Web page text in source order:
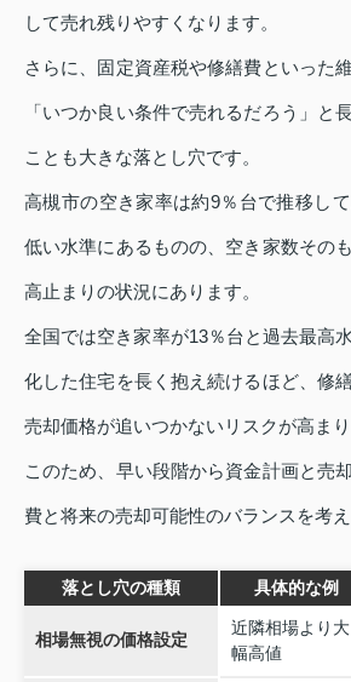
して売れ残りやすくなります。
さらに、固定資産税や修繕費といった
「いつか良い条件で売れるだろう」と
ことも大きな落とし穴です。
高槻市の空き家率は約9％台で推移し
低い水準にあるものの、空き家数その
高止まりの状況にあります。
全国では空き家率が13％台と過去最高
化した住宅を長く抱え続けるほど、修
売却価格が追いつかないリスクが高まり
このため、早い段階から資金計画と売
費と将来の売却可能性のバランスを考
落とし穴の種類 具体的な例
相場無視の価格設定
近隣相場より大
幅高値